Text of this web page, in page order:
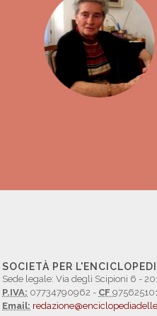
SOCIETÀ PER
Sede legale: Via degli Scipioni 6 -
P.IVA: 07734790962 - CF
Email: